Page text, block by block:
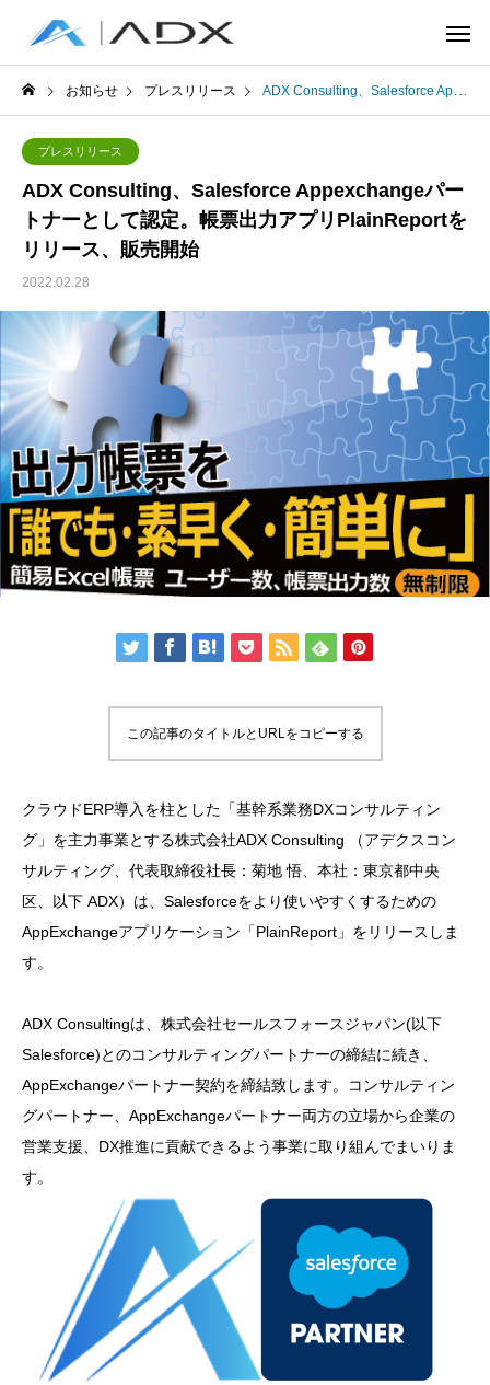
お知らせ プレスリリース ADX Consulting、Salesforce Appexchangeパートナーとして認定。帳票出力アプリPlainReportをリリース、販売開始
プレスリリース
ADX Consulting、Salesforce Appexchangeパー
トナーとして認定。帳票出力アプリPlainReportを
リリース、販売開始
2022.02.28
この記事のタイトルとURLをコピーする
クラウドERP導入を柱とした「基幹系業務DXコンサルティン
グ」を主力事業とする株式会社ADX Consulting （アデクスコン
サルティング、代表取締役社長：菊地 悟、本社：東京都中央
区、以下 ADX）は、Salesforceをより使いやすくするための
AppExchangeアプリケーション「PlainReport」をリリースしま
す。
ADX Consultingは、株式会社セールスフォースジャパン(以下
Salesforce)とのコンサルティングパートナーの締結に続き、
AppExchangeパートナー契約を締結致します。コンサルティン
グパートナー、AppExchangeパートナー両方の立場から企業の
営業支援、DX推進に貢献できるよう事業に取り組んでまいりま
す。